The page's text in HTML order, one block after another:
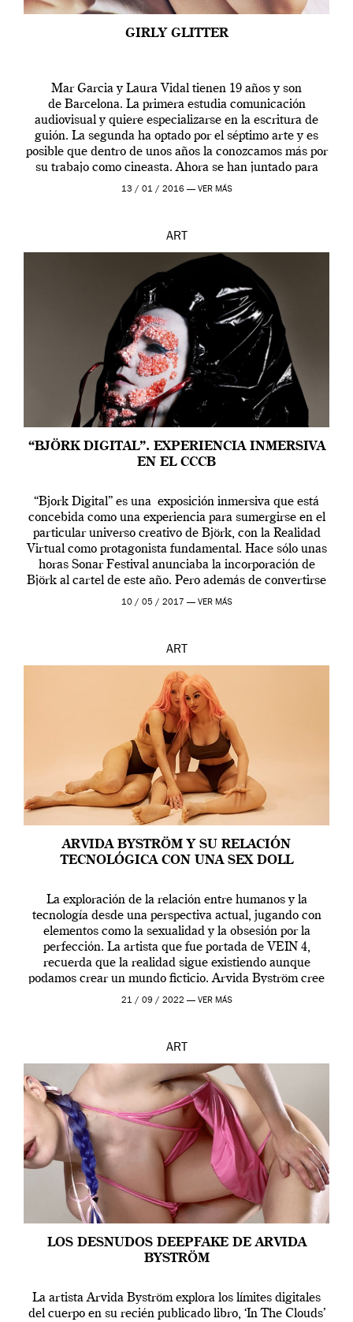
GIRLY GLITTER
Mar Garcia y Laura Vidal tienen 19 años y son
de Barcelona. La primera estudia comunicación
audiovisual y quiere especializarse en la escritura de
guión. La segunda ha optado por el séptimo arte y es
posible que dentro de unos años la conozcamos más por
su trabajo como cineasta. Ahora se han juntado para
contarnos una […]
13 / 01 / 2016 — VER MÁS
ART
“BJÖRK DIGITAL”. EXPERIENCIA INMERSIVA
EN EL CCCB
“Bjork Digital” es una exposición inmersiva que está
concebida como una experiencia para sumergirse en el
particular universo creativo de Björk, con la Realidad
Virtual como protagonista fundamental. Hace sólo unas
horas Sonar Festival anunciaba la incorporación de
Björk al cartel de este año. Pero además de convertirse
en una de las actuaciones más relevantes […]
10 / 05 / 2017 — VER MÁS
ART
ARVIDA BYSTRÖM Y SU RELACIÓN
TECNOLÓGICA CON UNA SEX DOLL
La exploración de la relación entre humanos y la
tecnología desde una perspectiva actual, jugando con
elementos como la sexualidad y la obsesión por la
perfección. La artista que fue portada de VEIN 4,
recuerda que la realidad sigue existiendo aunque
podamos crear un mundo ficticio. Arvida Byström cree
que los humanos tienen un complejo […]
21 / 09 / 2022 — VER MÁS
ART
LOS DESNUDOS DEEPFAKE DE ARVIDA
BYSTRÖM
La artista Arvida Byström explora los límites digitales
del cuerpo en su recién publicado libro, ‘In The Clouds’